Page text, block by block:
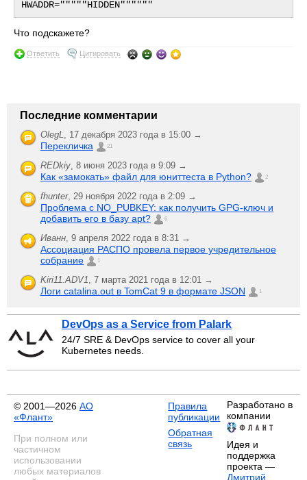
Что подскажете?
Ответить Цитировать
Последние комментарии
OlegL, 17 декабря 2023 года в 15:00 →
Перекличка 21
REDkiy, 8 июня 2023 года в 9:09 →
Как «замокать» файл для юниттеста в Python? 2
fhunter, 29 ноября 2022 года в 2:09 →
Проблема с NO_PUBKEY: как получить GPG-ключ и
добавить его в базу apt?
6
Иванн, 9 апреля 2022 года в 8:31 →
Ассоциация РАСПО провела первое учредительное
собрание
1
Kiri11.ADV1, 7 марта 2021 года в 12:01 →
Логи catalina.out в TomCat 9 в формате JSON 1
DevOps as a Service from Palark
24/7 SRE & DevOps service to cover all your
Kubernetes needs.
© 2001—2026 АО
«Флант»
При полном или
частичном
использовании
любых материалов
Правила
публикации
Обратная
связь
Разработано в
компании
Идея и
поддержка
проекта —
Дмитрий